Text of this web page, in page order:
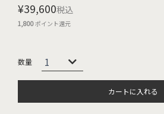
¥39,600税込
1,800ポイント還元
カートに入れる